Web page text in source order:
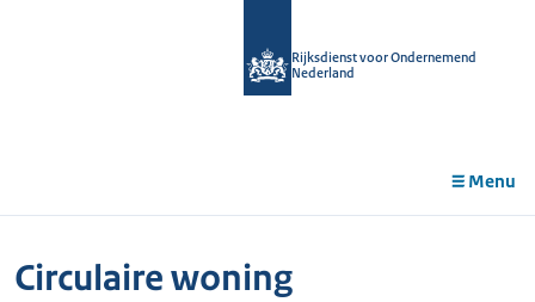
Rijksdienst voor Ondernemend
Nederland
Menu
Circulaire woning